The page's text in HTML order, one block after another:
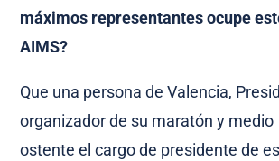
máximos representantes ocupe
AIMS?
Que una persona de Valencia,
organizador de su maratón y
ostente el cargo de presidente de